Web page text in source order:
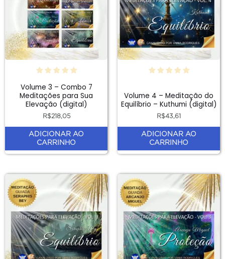
Volume 3 – Combo 7
Meditações para Sua
Elevação (digital)
R$218,05
ADICIONAR AO
CARRINHO
Volume 4 – Meditação do
Equilíbrio – Kuthumi (digital)
R$43,61
ADICIONAR AO
CARRINHO